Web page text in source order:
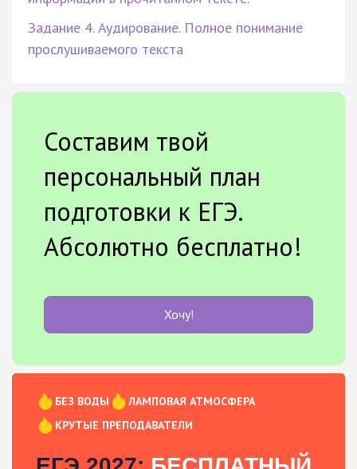
Задание 4. Аудирование. Полное понимание
прослушиваемого текста
Составим твой
персональный план
подготовки к ЕГЭ.
Абсолютно бесплатно!
Хочу!
БЕЗ ВОДЫ
ЛАМПОВАЯ АТМОСФЕРА
КРУТЫЕ ПРЕПОДАВАТЕЛИ